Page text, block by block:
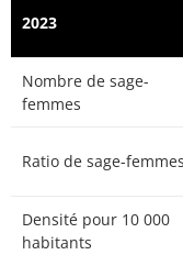
2023
Nombre de sage-
femmes
Ratio de sage-femmes
Densité pour 10 000
habitants